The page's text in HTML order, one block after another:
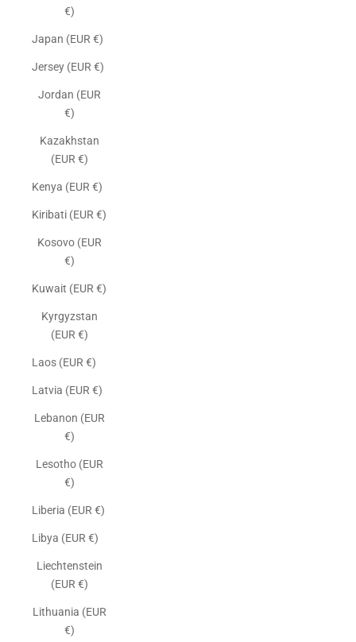
€)
Japan (EUR €)
Jersey (EUR €)
Jordan (EUR
€)
Kazakhstan
(EUR €)
Kenya (EUR €)
Kiribati (EUR €)
Kosovo (EUR
€)
Kuwait (EUR €)
Kyrgyzstan
(EUR €)
Laos (EUR €)
Latvia (EUR €)
Lebanon (EUR
€)
Lesotho (EUR
€)
Liberia (EUR €)
Libya (EUR €)
Liechtenstein
(EUR €)
Lithuania (EUR
€)